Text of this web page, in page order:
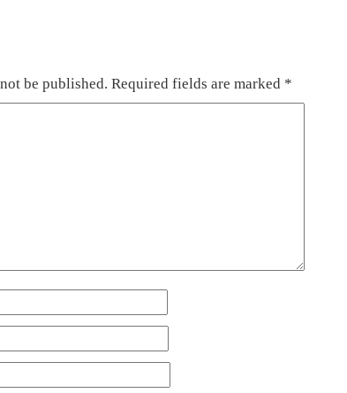
be published. Required fields are marked *